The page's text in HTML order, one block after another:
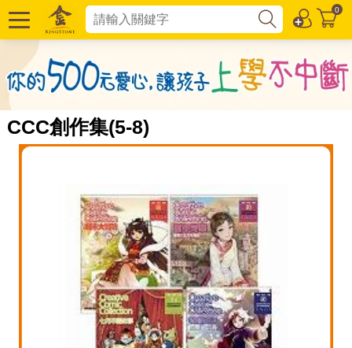
0
CCC創作集(5-8)